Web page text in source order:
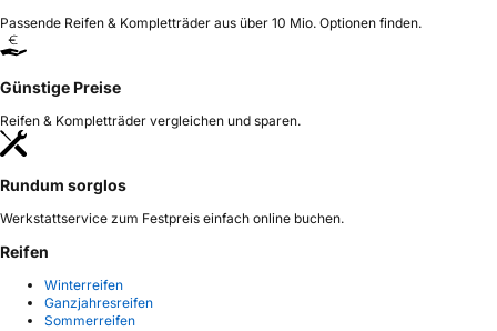
Passende Reifen & Kompletträder aus über 10 Mio. Optionen finden.
Günstige Preise
Reifen & Kompletträder vergleichen und sparen.
Rundum sorglos
Werkstattservice zum Festpreis einfach online buchen.
Reifen
Winterreifen
Ganzjahresreifen
Sommerreifen